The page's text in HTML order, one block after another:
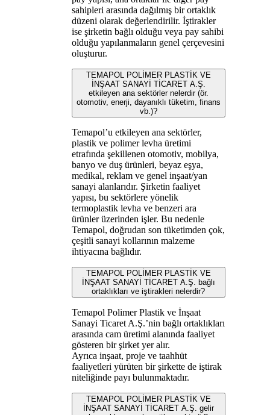
sahipleri arasında dağılmış bir ortaklık
düzeni olarak değerlendirilir. İştirakler
ise şirketin bağlı olduğu veya pay sahibi
olduğu yapılanmaların genel çerçevesini
oluşturur.
TEMAPOL POLİMER PLASTİK VE
İNŞAAT SANAYİ TİCARET A.Ş.
etkileyen ana sektörler nelerdir (ör.
otomotiv, enerji, dayanıklı tüketim, finans
vb.)?
Temapol’u etkileyen ana sektörler,
plastik ve polimer levha üretimi
etrafında şekillenen otomotiv, mobilya,
banyo ve duş ürünleri, beyaz eşya,
medikal, reklam ve genel inşaat/yan
sanayi alanlarıdır. Şirketin faaliyet
yapısı, bu sektörlere yönelik
termoplastik levha ve benzeri ara
ürünler üzerinden işler. Bu nedenle
Temapol, doğrudan son tüketimden çok,
çeşitli sanayi kollarının malzeme
ihtiyacına bağlıdır.
TEMAPOL POLİMER PLASTİK VE
İNŞAAT SANAYİ TİCARET A.Ş. bağlı
ortaklıkları ve iştirakleri nelerdir?
Temapol Polimer Plastik ve İnşaat
Sanayi Ticaret A.Ş.’nin bağlı ortaklıkları
arasında cam üretimi alanında faaliyet
gösteren bir şirket yer alır.
Ayrıca inşaat, proje ve taahhüt
faaliyetleri yürüten bir şirkette de iştirak
niteliğinde payı bulunmaktadır.
TEMAPOL POLİMER PLASTİK VE
İNŞAAT SANAYİ TİCARET A.Ş. gelir